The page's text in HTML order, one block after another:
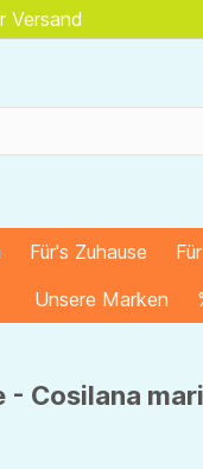
Versand
Für's Zuhause
Unsere Marken
Cosilana